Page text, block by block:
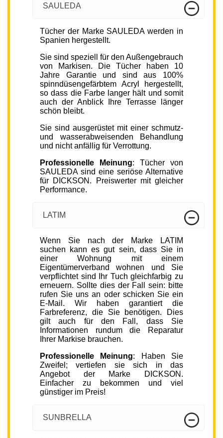
SAULEDA
Tücher der Marke SAULEDA werden in
Spanien hergestellt.
Sie sind speziell für den Außengebrauch
von Markisen. Die Tücher haben 10
Jahre Garantie und sind aus 100%
spinndüsengefärbtem Acryl hergestellt,
so dass die Farbe langer hält und somit
auch der Anblick Ihre Terrasse länger
schön bleibt.
Sie sind ausgerüstet mit einer schmutz-
und wasserabweisenden Behandlung
und nicht anfällig für Verrottung.
Professionelle Meinung: Tücher von
SAULEDA sind eine seriöse Alternative
für DICKSON. Preiswerter mit gleicher
Performance.
LATIM
Wenn Sie nach der Marke LATIM
suchen kann es gut sein, dass Sie in
einer Wohnung mit einem
Eigentümerverband wohnen und Sie
verpflichtet sind Ihr Tuch gleichfarbig zu
erneuern. Sollte dies der Fall sein: bitte
rufen Sie uns an oder schicken Sie ein
E-Mail. Wir haben garantiert die
Farbreferenz, die Sie benötigen. Dies
gilt auch für den Fall, dass Sie
Informationen rundum die Reparatur
Ihrer Markise brauchen.
Professionelle Meinung: Haben Sie
Zweifel; vertiefen sie sich in das
Angebot der Marke DICKSON.
Einfacher zu bekommen und viel
günstiger im Preis!
SUNBRELLA